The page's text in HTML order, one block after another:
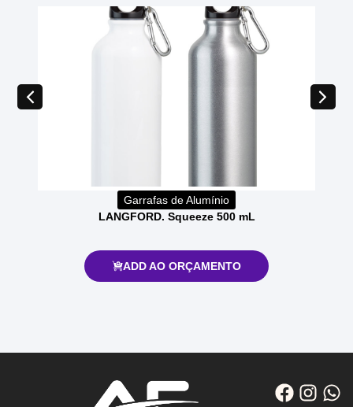
Garrafas de Alumínio
LANGFORD. Squeeze 500 mL
ADD AO ORÇAMENTO